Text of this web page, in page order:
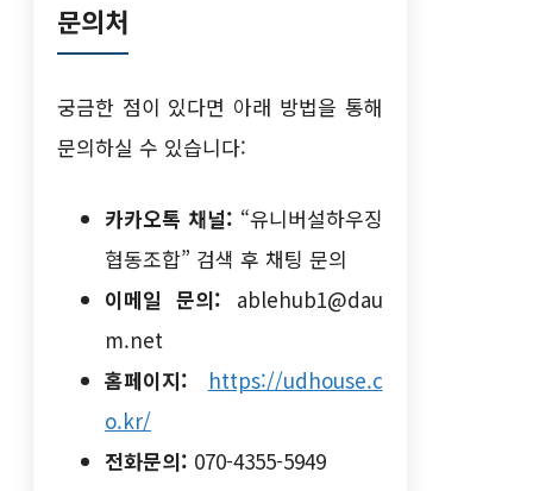
문의처
궁금한 점이 있다면 아래 방법을 통해
문의하실 수 있습니다:
카카오톡 채널: “유니버설하우징
협동조합” 검색 후 채팅 문의
이메일 문의: ablehub1@dau
m.net
홈페이지:
https://udhouse.c
o.kr/
전화문의: 070-4355-5949